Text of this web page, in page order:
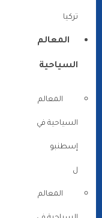
تركيا
المعالم
السياحية
المعالم
السياحية في
إسطنبو
ل
المعالم